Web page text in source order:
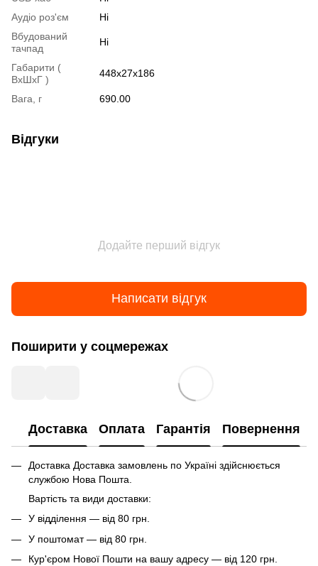
Аудіо роз'єм
Ні
Вбудований
тачпад
Ні
Габарити (
ВxШxГ )
448x27x186
Вага, г 690.00
Відгуки
Додайте перший відгук
Написати відгук
Поширити у соцмережах
Доставка Оплата Гарантія Повернення
Доставка Доставка замовлень по Україні здійснюється
службою Нова Пошта.
Вартість та види доставки:
У відділення — від 80 грн.
У поштомат — від 80 грн.
Кур'єром Нової Пошти на вашу адресу — від 120 грн.